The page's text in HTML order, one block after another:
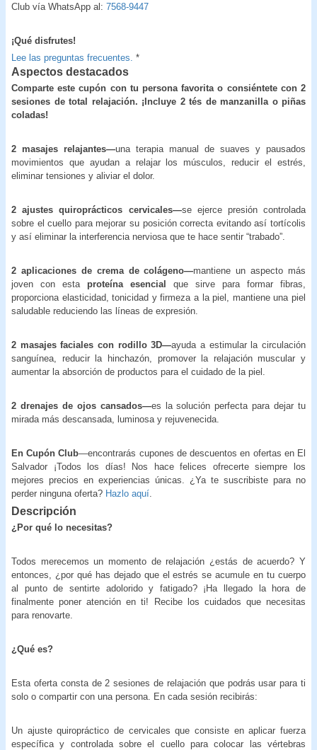
Club vía WhatsApp al: 7568-9447
¡Qué disfrutes!
Lee las preguntas frecuentes. *
Aspectos destacados
Comparte este cupón con tu persona favorita o consiéntete con 2
sesiones de total relajación. ¡Incluye 2 tés de manzanilla o piñas
coladas!
2 masajes relajantes—una terapia manual de suaves y pausados
movimientos que ayudan a relajar los músculos, reducir el estrés,
eliminar tensiones y aliviar el dolor.
2 ajustes quiroprácticos cervicales—se ejerce presión controlada
sobre el cuello para mejorar su posición correcta evitando así tortícolis
y así eliminar la interferencia nerviosa que te hace sentir “trabado”.
2 aplicaciones de crema de colágeno—mantiene un aspecto más
joven con esta proteína esencial
que sirve para formar fibras,
proporciona elasticidad, tonicidad y firmeza a la piel, mantiene una piel
saludable reduciendo las líneas de expresión.
2 masajes faciales con rodillo 3D—ayuda a estimular la circulación
sanguínea, reducir la hinchazón, promover la relajación muscular y
aumentar la absorción de productos para el cuidado de la piel.
2 drenajes de ojos cansados—es la solución perfecta para dejar tu
mirada más descansada, luminosa y rejuvenecida.
En Cupón Club—encontrarás cupones de descuentos en ofertas en El
Salvador ¡Todos los días! Nos hace felices ofrecerte siempre los
mejores precios en experiencias únicas. ¿Ya te suscribiste para no
perder ninguna oferta? Hazlo aquí
Descripción
¿Por qué lo necesitas?
Todos merecemos un momento de relajación ¿estás de acuerdo? Y
entonces, ¿por qué has dejado que el estrés se acumule en tu cuerpo
al punto de sentirte adolorido y fatigado? ¡Ha llegado la hora de
finalmente poner atención en ti! Recibe los cuidados que necesitas
para renovarte.
¿Qué es?
Esta oferta consta de 2 sesiones de relajación que podrás usar para ti
solo o compartir con una persona. En cada sesión recibirás:
Un ajuste quiropráctico de cervicales que consiste en aplicar fuerza
específica y controlada sobre el cuello para colocar las vértebras